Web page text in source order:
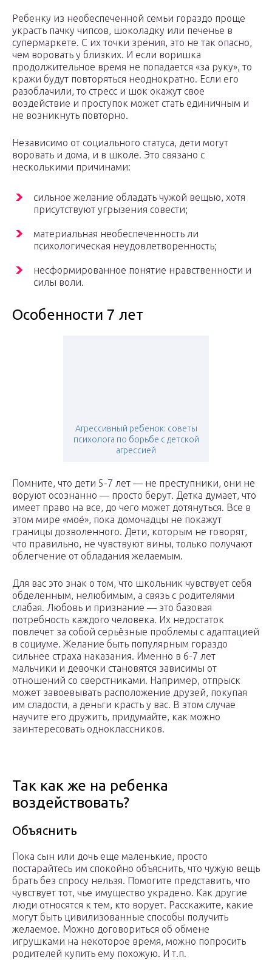
Ребенку из необеспеченной семьи гораздо проще
украсть пачку чипсов, шоколадку или печенье в
супермаркете. С их точки зрения, это не так опасно,
чем воровать у близких. И если воришка
продолжительное время не попадается «за руку», то
кражи будут повторяться неоднократно. Если его
разоблачили, то стресс и шок окажут свое
воздействие и проступок может стать единичным и
не возникнуть повторно.
Независимо от социального статуса, дети могут
воровать и дома, и в школе. Это связано с
несколькими причинами:
сильное желание обладать чужой вещью, хотя
присутствуют угрызения совести;
материальная необеспеченность ли
психологическая неудовлетворенность;
несформированное понятие нравственности и
силы воли.
Особенности 7 лет
Агрессивный ребенок: советы
психолога по борьбе с детской
агрессией
Помните, что дети 5-7 лет — не преступники, они не
воруют осознанно — просто берут. Детка думает, что
имеет право на все, до чего может дотянуться. Все в
этом мире «моё», пока домочадцы не покажут
границы дозволенного. Дети, которым не говорят,
что правильно, не чувствуют вины, только получают
облегчение от обладания желаемым.
Для вас это знак о том, что школьник чувствует себя
обделенным, нелюбимым, а связь с родителями
слабая. Любовь и признание — это базовая
потребность каждого человека. Их недостаток
повлечет за собой серьёзные проблемы с адаптацией
в социуме. Желание быть популярным гораздо
сильнее страха наказания. Именно в 6-7 лет
мальчики и девочки становятся зависимы от
отношений со сверстниками. Например, отпрыск
может завоевывать расположение друзей, покупая
им сладости, а деньги красть у вас. В этом случае
научите его дружить, придумайте, как можно
заинтересовать одноклассников.
Так как же на ребенка
воздействовать?
Объяснить
Пока сын или дочь еще маленькие, просто
постарайтесь им спокойно объяснить, что чужую вещь
брать без спросу нельзя. Помогите представить, что
чувствует тот, чье имущество украдено. Как другие
люди относятся к тем, кто ворует. Расскажите, какие
могут быть цивилизованные способы получить
желаемое. Можно договориться об обмене
игрушками на некоторое время, можно попросить
родителей купить ему похожую. И т.п.